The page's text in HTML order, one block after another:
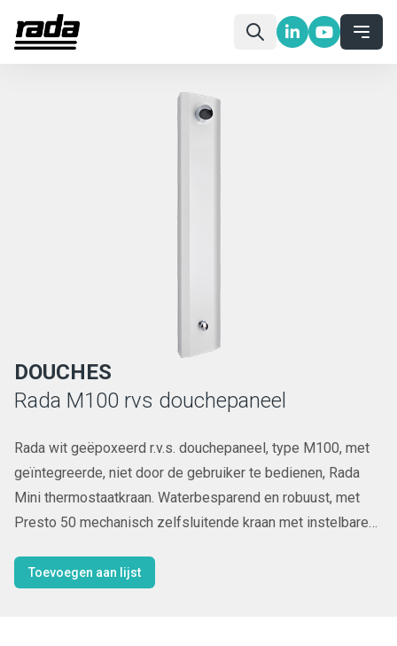
DOUCHES
Rada M100 rvs douchepaneel
Rada wit geëpoxeerd r.v.s. douchepaneel, type M100, met
geïntegreerde, niet door de gebruiker te bedienen, Rada
Mini thermostaatkraan. Waterbesparend en robuust, met
Presto 50 mechanisch zelfsluitende kraan met instelbare
binnenwerk. Spoeltijd ca. 30 seconden. Met
Toevoegen aan lijst